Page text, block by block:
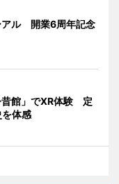
アル 開業6周年記念
昔館」でXR体験 定
体感